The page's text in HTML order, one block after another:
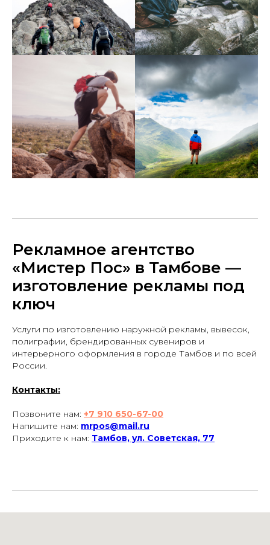
Рекламное агентство
«Мистер Пос» в Тамбове —
изготовление рекламы под
ключ
Услуги по изготовлению наружной рекламы, вывесок,
полиграфии, брендированных сувениров и
интерьерного оформления в городе Тамбов и по всей
России.
Контакты:
Позвоните нам: +7 910 650-67-00
Напишите нам: mrpos@mail.ru
Приходите к нам: Тамбов, ул. Советская, 77